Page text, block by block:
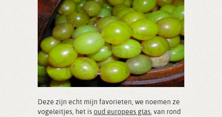
Deze zijn echt mijn favorieten, we noemen ze
vogeleitjes, het is oud europees glas, van rond